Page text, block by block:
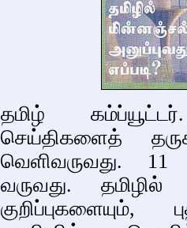
தமிழ்
செய்திகளைத்
வெளிவருவது.
வருவது.
குறிப்புகளையும்,